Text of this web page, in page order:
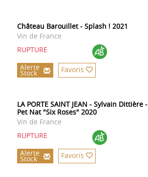
Château Barouillet - Splash ! 2021
Vin de France
RUPTURE
Alerte
Stock Favoris
LA PORTE SAINT JEAN - Sylvain Dittière -
Pet Nat "Six Roses" 2020
Vin de France
RUPTURE
Alerte
Stock Favoris